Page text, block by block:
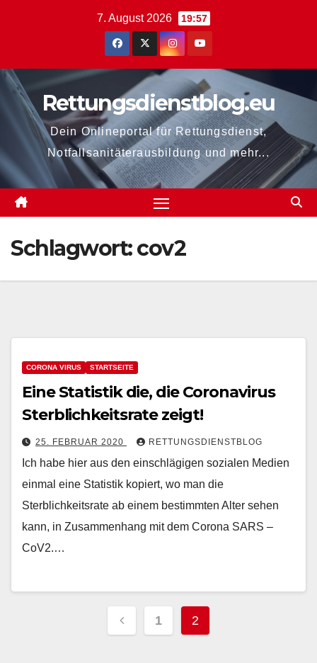
7. August 2026 19:57
Rettungsdienstblog.eu
Dein Onlineportal für Rettungsdienst,
Notfallsanitäterausbildung und mehr...
Schlagwort:cov2
CORONA VIRUS STARTSEITE
Eine Statistik die, die Coronavirus
Sterblichkeitsrate zeigt!
25. FEBRUAR 2020 RETTUNGSDIENSTBLOG
Ich habe hier aus den einschlägigen sozialen Medien
einmal eine Statistik kopiert, wo man die
Sterblichkeitsrate ab einem bestimmten Alter sehen
kann, in Zusammenhang mit dem Corona SARS –
CoV2.…
1 2